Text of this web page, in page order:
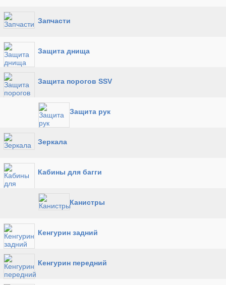
Запчасти
Защита днища
Защита порогов SSV
Защита рук
Зеркала
Кабины для багги
Канистры
Кенгурин задний
Кенгурин передний